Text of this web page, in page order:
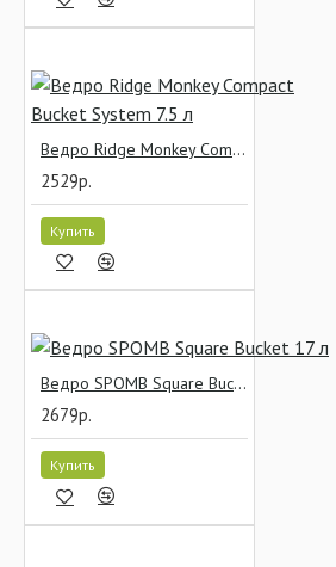
Ведро Ridge Monkey Compact Bucket System 7.5 л
2529р.
Купить
Ведро SPOMB Square Bucket 17 л
2679р.
Купить